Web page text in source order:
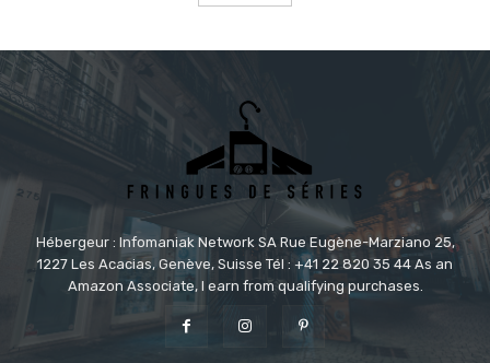
Hébergeur : Infomaniak Network SA Rue Eugène-Marziano 25,
1227 Les Acacias, Genève, Suisse Tél : +41 22 820 35 44 As an
Amazon Associate, I earn from qualifying purchases.